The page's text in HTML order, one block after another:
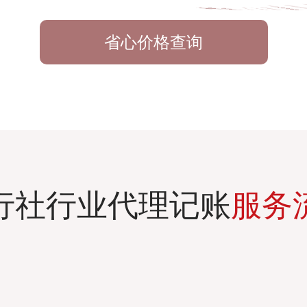
省心价格查询
社行业代理记账服务